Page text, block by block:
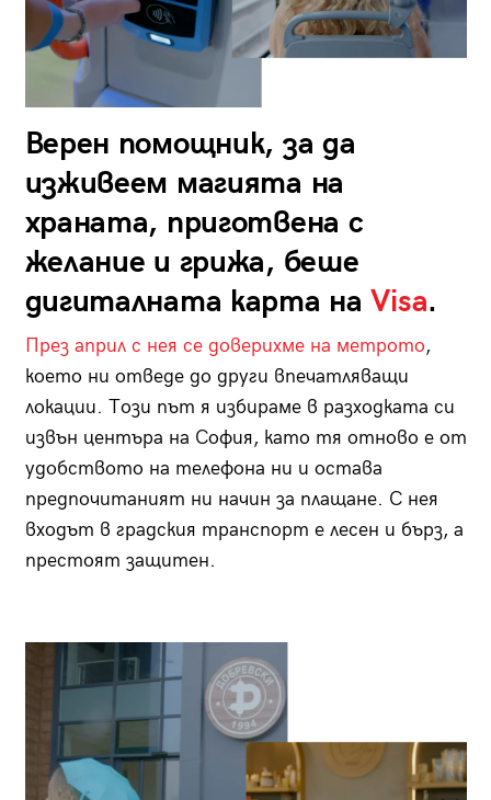
Верен помощник, за да
изживеем магията на
храната, приготвена с
желание и грижа, беше
дигиталната карта наVisa.
През април с нея се доверихме на метрото,
което ни отведе до други впечатляващи
локации. Този път я избираме в разходката си
извън центъра на София, като тя отново е от
удобството на телефона ни и остава
предпочитаният ни начин за плащане. С нея
входът в градския транспорт е лесен и бърз, а
престоят защитен.